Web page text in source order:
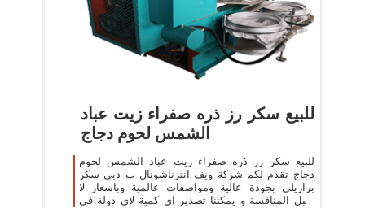
للبيع سكر رز ذره صفراء زيت عباد
الشمس لحوم دجاج
للبيع سكر رز ذره صفراء زيت عباد الشمس لحوم
دجاج تقدم لكم شركة ويف انترناشونال ب دبي سكر
برازيلى بجودة عالية ومواصفات عالمية وباسعار لا
تقبل المنافسة و يمكننا تصدير اى كمية لاى دولة فى